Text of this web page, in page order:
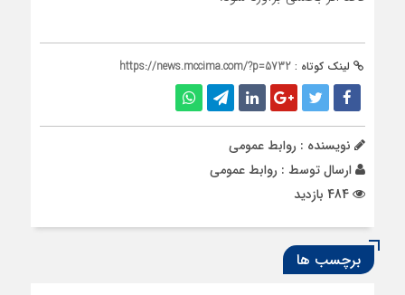
لینک کوتاه : https://news.mccima.com/?p=5732
نویسنده : روابط عمومی
ارسال توسط : روابط عمومی
برچسب ها